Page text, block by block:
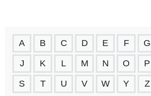
A B C D E F G
J K L M N O P
S T U V W Y Z